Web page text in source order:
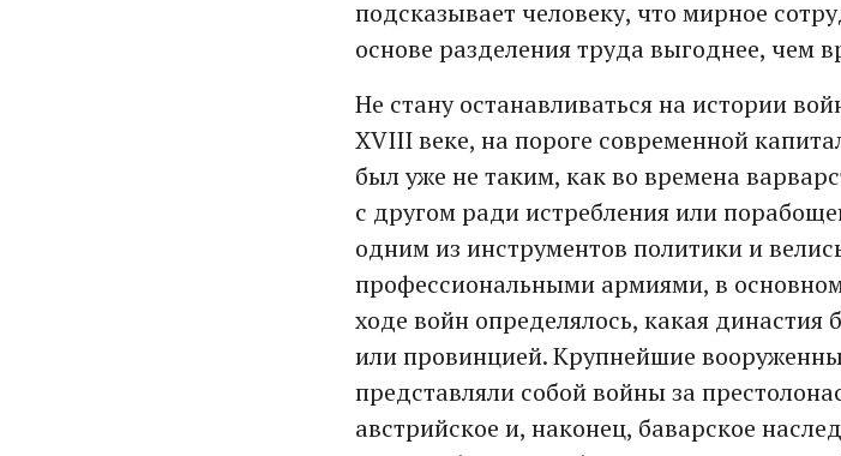
подсказывает человеку, что мирное
основе разделения труда выгоднее, чем
Не стану останавливаться на истории
XVIII веке, на пороге современной
был уже не таким, как во времена
с другом ради истребления или
одним из инструментов политики и
профессиональными армиями, в
ходе войн определялось, какая
или провинцией. Крупнейшие
представляли собой войны за
австрийское и, наконец, баварское